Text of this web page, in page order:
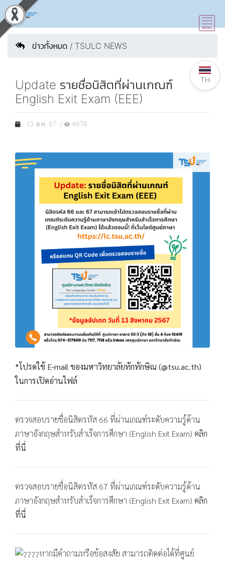
ข่าวทั้งหมด / TSULC NEWS
Update รายชื่อนิสิตที่ผ่านเกณฑ์
English Exit Exam (EEE)
13 ส.ค. 67 / 4678
*โปรดใช้ E-mail ของมหาวิทยาลัยทักทักษิณ (@tsu.ac.th)
ในการเปิดอ่านไฟล์
ตรวจสอบรายชื่อนิสิตรหัส 66 ที่ผ่านเกณฑ์ระดับความรู้ด้าน
ภาษาอังกฤษสำหรับสำเร็จการศึกษา (English Exit Exam) คลิก
ที่นี่
ตรวจสอบรายชื่อนิสิตรหัส 67 ที่ผ่านเกณฑ์ระดับความรู้ด้าน
ภาษาอังกฤษสำหรับสำเร็จการศึกษา (English Exit Exam) คลิก
ที่นี่
หากมีคำถามหรือข้อสงสัย สามารถติดต่อได้ที่ศูนย์
TH